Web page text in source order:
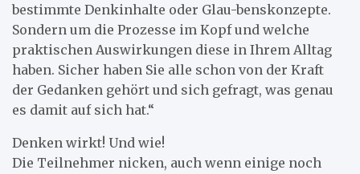
bestimmte Denkinhalte oder Glau-benskonzepte.
Sondern um die Prozesse im Kopf und welche
praktischen Auswirkungen diese in Ihrem Alltag
haben. Sicher haben Sie alle schon von der Kraft
der Gedanken gehört und sich gefragt, was genau
es damit auf sich hat.“
Denken wirkt! Und wie!
Die Teilnehmer nicken, auch wenn einige noch